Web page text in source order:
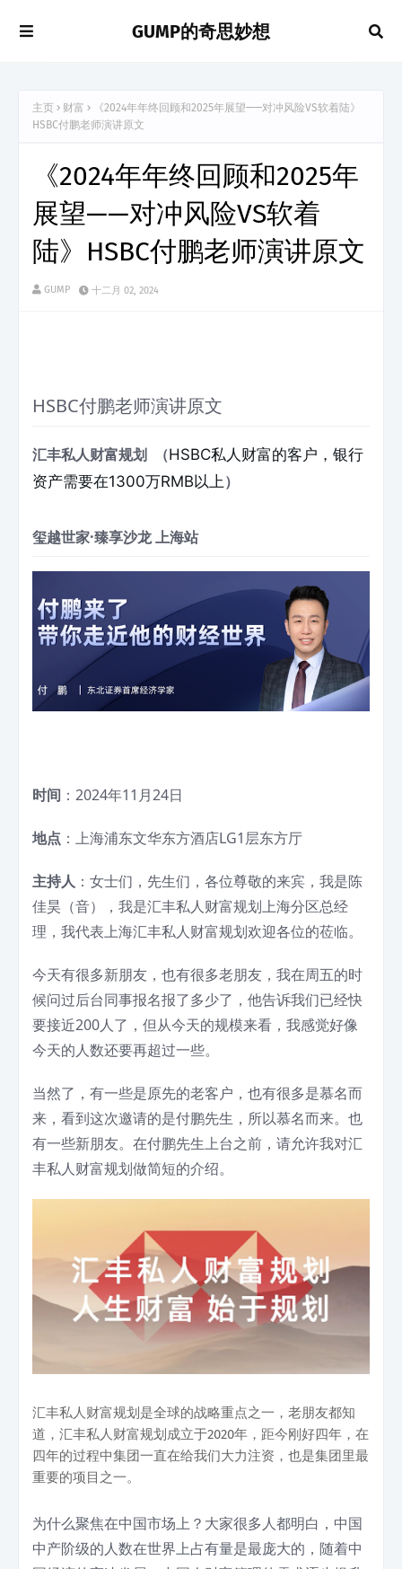
GUMP的奇思妙想
主页 财富
《2024年年终回顾和2025年展望——对冲风险VS软着陆》
HSBC付鹏老师演讲原文
《2024年年终回顾和2025年
展望——对冲风险VS软着
陆》HSBC付鹏老师演讲原文
GUMP 十二月 02, 2024
HSBC付鹏老师演讲原文
汇丰私人财富规划 （HSBC私人财富的客户，银行
资产需要在1300万RMB以上 ）
玺越世家·臻享沙龙 上海站
时间 ：2024年11月24日
地点 ：上海浦东文华东方酒店LG1层东方厅
主持人 ：女士们，先生们，各位尊敬的来宾，我是陈
佳昊（音），我是汇丰私人财富规划上海分区总经
理，我代表上海汇丰私人财富规划欢迎各位的莅临。
今天有很多新朋友，也有很多老朋友，我在周五的时
候问过后台同事报名报了多少了，他告诉我们已经快
要接近200人了，但从今天的规模来看，我感觉好像
今天的人数还要再超过一些。
当然了，有一些是原先的老客户，也有很多是慕名而
来，看到这次邀请的是付鹏先生，所以慕名而来。也
有一些新朋友。在付鹏先生上台之前，请允许我对汇
丰私人财富规划做简短的介绍。
汇丰私人财富规划是全球的战略重点之一，老朋友都知
道，汇丰私人财富规划成立于2020年，距今刚好四年，在
四年的过程中集团一直在给我们大力注资，也是集团里最
重要的项目之一。
为什么聚焦在中国市场上？大家很多人都明白，中国
中产阶级的人数在世界上占有量是最庞大的，随着中